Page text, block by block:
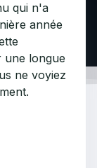
qui n'a
année
une longue
ne voyiez